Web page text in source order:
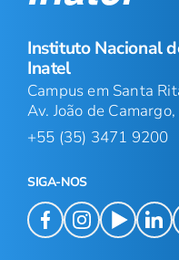
Instituto Nacional
Inatel
Campus em Santa
Av. João de
+55 (35) 3471 9200
SIGA-NOS